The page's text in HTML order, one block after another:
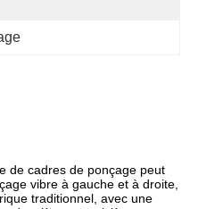
de cadres de ponçage peut
vibre à gauche et à droite,
traditionnel, avec une